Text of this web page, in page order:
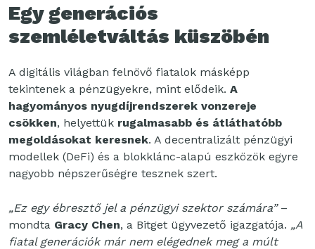
Egy generációs
szemléletváltás küszöbén
A digitális világban felnövő fiatalok másképp
tekintenek a pénzügyekre, mint elődeik. A
hagyományos nyugdíjrendszerek vonzereje
csökken, helyettük rugalmasabb és átláthatóbb
megoldásokat keresnek. A decentralizált pénzügyi
modellek (DeFi) és a blokklánc-alapú eszközök egyre
nagyobb népszerűségre tesznek szert.
„Ez egy ébresztő jel a pénzügyi szektor számára”–
mondta Gracy Chen, a Bitget ügyvezető igazgatója. „A
fiatal generációk már nem elégednek meg a múlt